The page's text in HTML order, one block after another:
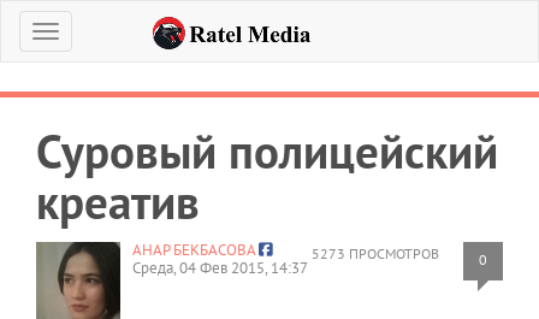
Меню
Суровый полицейский
креатив
5273 ПРОСМОТРОВ 0
АНАР БЕКБАСОВА
Среда, 04 Фев 2015, 14:37